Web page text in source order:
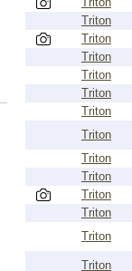
Triton
Triton
Triton
Triton
Triton
Triton
Triton
Triton
Triton
Triton
Triton
Triton
Triton